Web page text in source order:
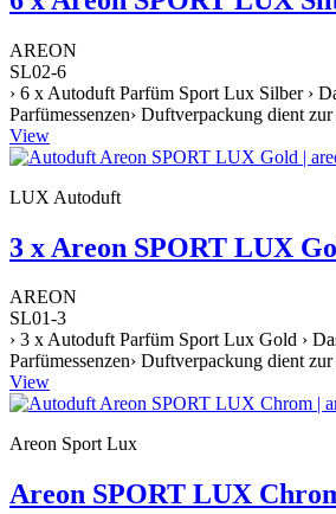
AREON
SL02-6
› 6 x Autoduft Parfüm Sport Lux Silber ›
Parfümessenzen› Duftverpackung dient
View
LUX Autoduft
3 x Areon SPORT LUX
AREON
SL01-3
› 3 x Autoduft Parfüm Sport Lux Gold ›
Parfümessenzen› Duftverpackung dient
View
Areon Sport Lux
Areon SPORT LUX